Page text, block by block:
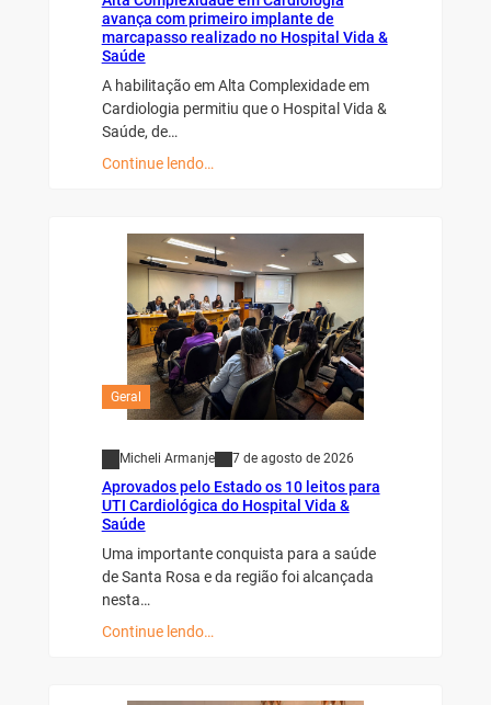
avança com primeiro implante de
marcapasso realizado no Hospital Vida &
Saúde
A habilitação em Alta Complexidade em
Cardiologia permitiu que o Hospital Vida &
Saúde, de…
Continue lendo…
Geral
Micheli Armanje 7 de agosto de 2026
Aprovados pelo Estado os 10 leitos para
UTI Cardiológica do Hospital Vida &
Saúde
Uma importante conquista para a saúde
de Santa Rosa e da região foi alcançada
nesta…
Continue lendo…